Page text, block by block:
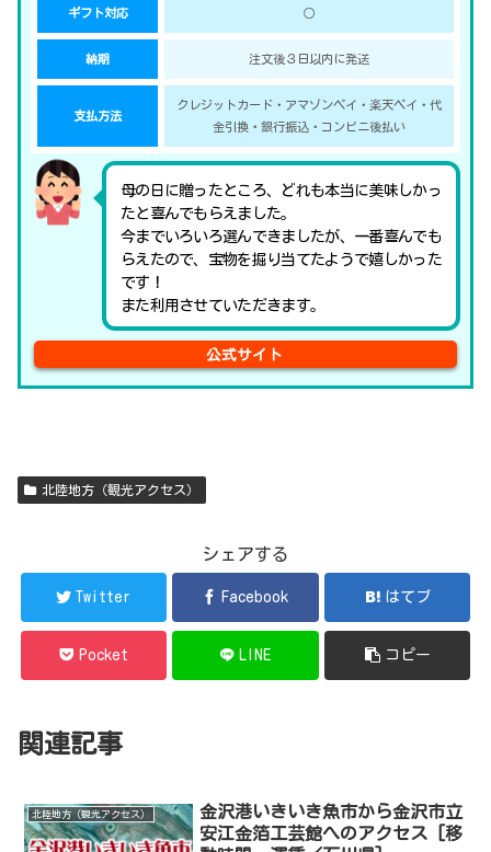
ギフト対応 ○
納期 注文後３日以内に発送
支払方法
クレジットカード・アマゾンペイ・楽天ペイ・代
金引換・銀行振込・コンビニ後払い
母の日に贈ったところ、どれも本当に美味しかっ
たと喜んでもらえました。
今までいろいろ選んできましたが、一番喜んでも
らえたので、宝物を掘り当てたようで嬉しかった
です！
また利用させていただきます。
公式サイト
北陸地方（観光アクセス）
シェアする
Twitter Facebook はてブ
Pocket LINE コピー
関連記事
北陸地方（観光アクセス）
金沢港いきいき魚市から金沢市立
安江金箔工芸館へのアクセス [移